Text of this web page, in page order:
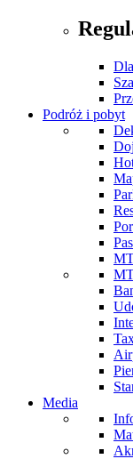
Podróż i pobyt
Media